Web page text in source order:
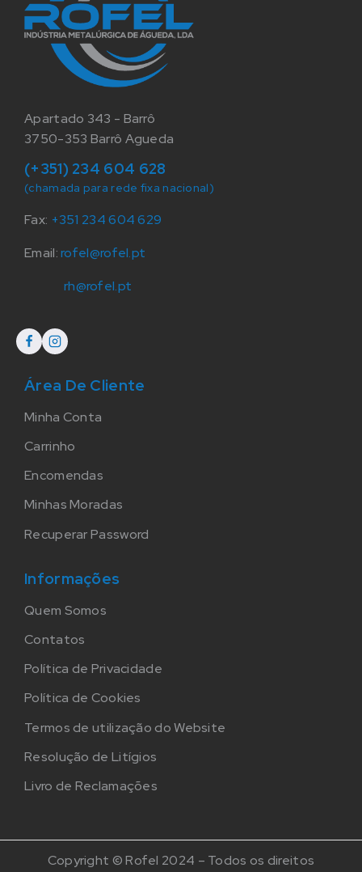
Apartado 343 - Barrô
3750-353 Barrô Agueda
(+351) 234 604 628
(chamada para rede fixa nacional)
Fax: +351 234 604 629
Email:rofel@rofel.pt
rh@rofel.pt
Área De Cliente
Minha Conta
Carrinho
Encomendas
Minhas Moradas
Recuperar Password
Informações
Quem Somos
Contatos
Política de Privacidade
Política de Cookies
Termos de utilização do Website
Resolução de Litígios
Livro de Reclamações
Copyright © Rofel 2024 – Todos os direitos